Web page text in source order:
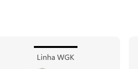
Linha WGK